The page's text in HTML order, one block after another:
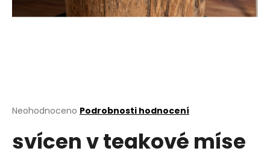
Průměrné
produktu
je
Neohodnoceno Podrobnosti hodnocení
svícen v teakové míse
a
HLEDAT